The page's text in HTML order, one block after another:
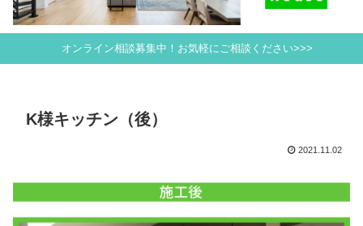
オンライン相談募集中！お気軽にご相談ください>>>
K様キッチン（後）
2021.11.02